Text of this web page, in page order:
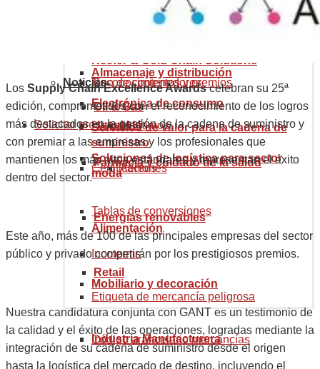
Oil & Gas
Farmacia y cuidado de la salud
Energías renovables
Retail
Aduanas y comercio internacional
Almacenaje y distribución
Servicios de valor para la cadena de
suministro
eCommerce Solutions
Reefer & Cold Chain Solutions
Electrónica de consumo
Soluciones de logística para sector
moda
Alimentación
Mobiliario y decoración
Industria Manufacturera
Reconocimientos y premios
Historia
Certificaciones
Tipo de contenedores
Marítimos
Aéreos
Tablas de conversiones
Incoterms
Etiqueta de mercancía peligrosa
Código arancelario mercancías
Noticias
Solicitar presupuesto
Los Supply Chain Excellence Awardscelebran su 25ª
edición, comprometidos con el reconocimiento de los logros
más destacados en la gestión de la cadena de suministro y
con premiar a las empresas y los profesionales que
mantienen los más altos estándares y representan el éxito
dentro del sector.
Este año, más de 100 de las principales empresas del sector
público y privado competirán por los prestigiosos premios.
Nuestra candidatura conjunta con GANT es un testimonio de
la calidad y el éxito de las operaciones, logradas mediante la
integración de su cadena de suministro desde el origen
hasta la logística del mercado de destino, incluyendo el